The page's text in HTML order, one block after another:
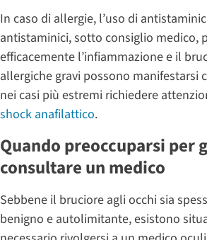
In caso di allergie, l’uso di
antistaminici, sotto consiglio medico,
efficacemente l’infiammazione e il
allergiche gravi possono manifestarsi
nei casi più estremi richiedere
shock anafilattico.
Quando preoccuparsi per
consultare un medico
Sebbene il bruciore agli occhi sia
benigno e autolimitante, esistono